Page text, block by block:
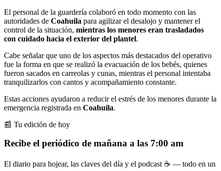
El personal de la guardería colaboró en todo momento con las
autoridades de Coahuila para agilizar el desalojo y mantener el
control de la situación, mientras los menores eran trasladados
con cuidado hacia el exterior del plantel.
Cabe señalar que uno de los aspectos más destacados del operativo
fue la forma en que se realizó la evacuación de los bebés, quienes
fueron sacados en carreolas y cunas, mientras el personal intentaba
tranquilizarlos con cantos y acompañamiento constante.
Estas acciones ayudaron a reducir el estrés de los menores durante la
emergencia registrada en Coahuila.
📰 Tu edición de hoy
Recibe el periódico de mañana a las 7:00 am
El diario para hojear, las claves del día y el podcast ☕ — todo en un